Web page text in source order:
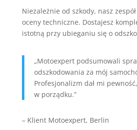
Niezależnie od szkody, nasz
oceny techniczne. Dostajesz
istotną przy ubieganiu się o
„Motoexpert podsumowali
odszkodowania za mój
Profesjonalizm dał mi
w porządku.”
– Klient Motoexpert, Berlin